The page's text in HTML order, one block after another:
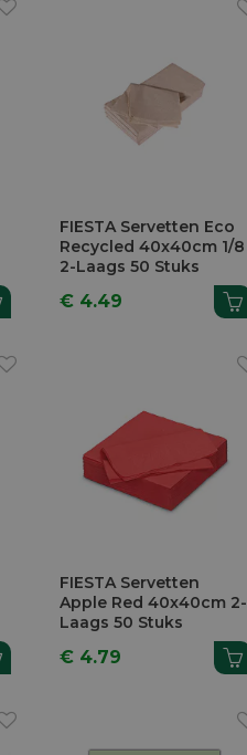
FIESTA Servetten Eco
Recycled 40x40cm 1/8
2-Laags 50 Stuks
€ 4.49
FIESTA Servetten
Apple Red 40x40cm 2-
Laags 50 Stuks
€ 4.79